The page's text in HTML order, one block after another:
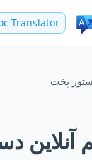
Translator
پخت
آنلاین